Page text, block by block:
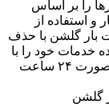
را بر اساس
استفاده از
بار گلشن با حذف
خدمات خود را با
مناسب ترین تعرفه نرخ حمل و نقل ممکن و به صورت ۲۴ ساعت
گلشن